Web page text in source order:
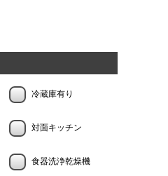
冷蔵庫有り
対面キッチン
食器洗浄乾燥機